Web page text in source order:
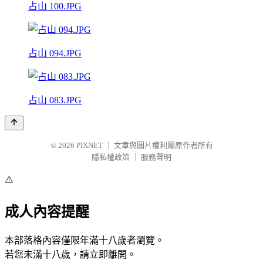
占山 100.JPG
占山 094.JPG
占山 083.JPG
© 2026 PIXNET
文章與圖片權利屬原作者所有
隱私權政策
服務聲明
⚠️
成人內容提醒
本部落格內容僅限年滿十八歲者瀏覽。
若您未滿十八歲，請立即離開。